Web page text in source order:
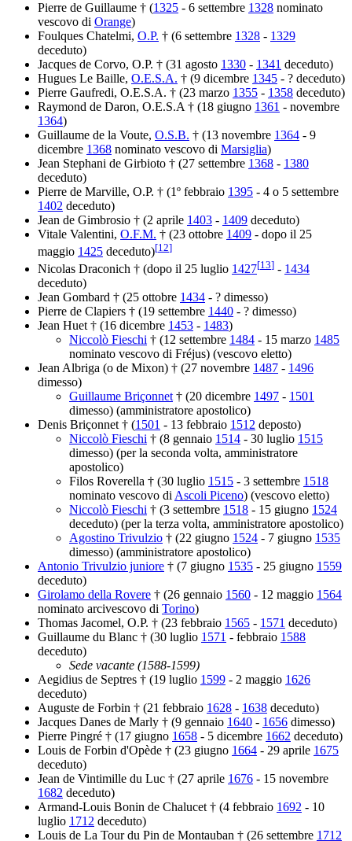
Pierre de Guillaume † (1325 - 6 settembre 1328 nominato
vescovo di Orange)
Foulques Chatelmi, O.P. † (6 settembre 1328 - 1329
deceduto)
Jacques de Corvo, O.P. † (31 agosto 1330 - 1341 deceduto)
Hugues Le Baille, O.E.S.A. † (9 dicembre 1345 - ? deceduto)
Pierre Gaufredi, O.E.S.A. † (23 marzo 1355 - 1358 deceduto)
Raymond de Daron, O.E.S.A † (18 giugno 1361 - novembre
1364)
Guillaume de la Voute, O.S.B. † (13 novembre 1364 - 9
dicembre 1368 nominato vescovo di Marsiglia)
Jean Stephani de Girbioto † (27 settembre 1368 - 1380
deceduto)
Pierre de Marville, O.P. † (1º febbraio 1395 - 4 o 5 settembre
1402 deceduto)
Jean de Gimbrosio † (2 aprile 1403 - 1409 deceduto)
Vitale Valentini, O.F.M. † (23 ottobre 1409 - dopo il 25
maggio 1425 deceduto)[12]
Nicolas Draconich † (dopo il 25 luglio 1427[13] - 1434
deceduto)
Jean Gombard † (25 ottobre 1434 - ? dimesso)
Pierre de Clapiers † (19 settembre 1440 - ? dimesso)
Jean Huet † (16 dicembre 1453 - 1483)
Niccolò Fieschi † (12 settembre 1484 - 15 marzo 1485
nominato vescovo di Fréjus) (vescovo eletto)
Jean Albriga (o de Mixon) † (27 novembre 1487 - 1496
dimesso)
Guillaume Briçonnet† (20 dicembre 1497 - 1501
dimesso) (amministratore apostolico)
Denis Briçonnet † (1501 - 13 febbraio 1512 deposto)
Niccolò Fieschi † (8 gennaio 1514 - 30 luglio 1515
dimesso) (per la seconda volta, amministratore
apostolico)
Filos Roverella † (30 luglio 1515 - 3 settembre 1518
nominato vescovo diAscoli Piceno) (vescovo eletto)
Niccolò Fieschi † (3 settembre 1518 - 15 giugno 1524
deceduto) (per la terza volta, amministratore apostolico)
Agostino Trivulzio † (22 giugno 1524 - 7 giugno 1535
dimesso) (amministratore apostolico)
Antonio Trivulzio juniore † (7 giugno 1535 - 25 giugno 1559
deceduto)
Girolamo della Rovere † (26 gennaio 1560 - 12 maggio 1564
nominato arcivescovo di Torino)
Thomas Jacomel, O.P. † (23 febbraio 1565 - 1571 deceduto)
Guillaume du Blanc † (30 luglio 1571 - febbraio 1588
deceduto)
Sede vacante (1588-1599)
Aegidius de Septres † (19 luglio 1599 - 2 maggio 1626
deceduto)
Auguste de Forbin † (21 febbraio 1628 - 1638 deceduto)
Jacques Danes de Marly † (9 gennaio 1640 - 1656 dimesso)
Pierre Pingré † (17 giugno 1658 - 5 dicembre 1662 deceduto)
Louis de Forbin d'Opède † (23 giugno 1664 - 29 aprile 1675
deceduto)
Jean de Vintimille du Luc † (27 aprile 1676 - 15 novembre
1682 deceduto)
Armand-Louis Bonin de Chalucet † (4 febbraio 1692 - 10
luglio 1712 deceduto)
Louis de La Tour du Pin de Montauban † (26 settembre 1712